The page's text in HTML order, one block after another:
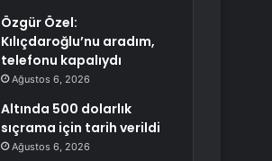
Özgür Özel:
Kılıçdaroğlu’nu aradım,
telefonu kapalıydı
Ağustos 6, 2026
Altında 500 dolarlık
sıçrama için tarih verildi
Ağustos 6, 2026